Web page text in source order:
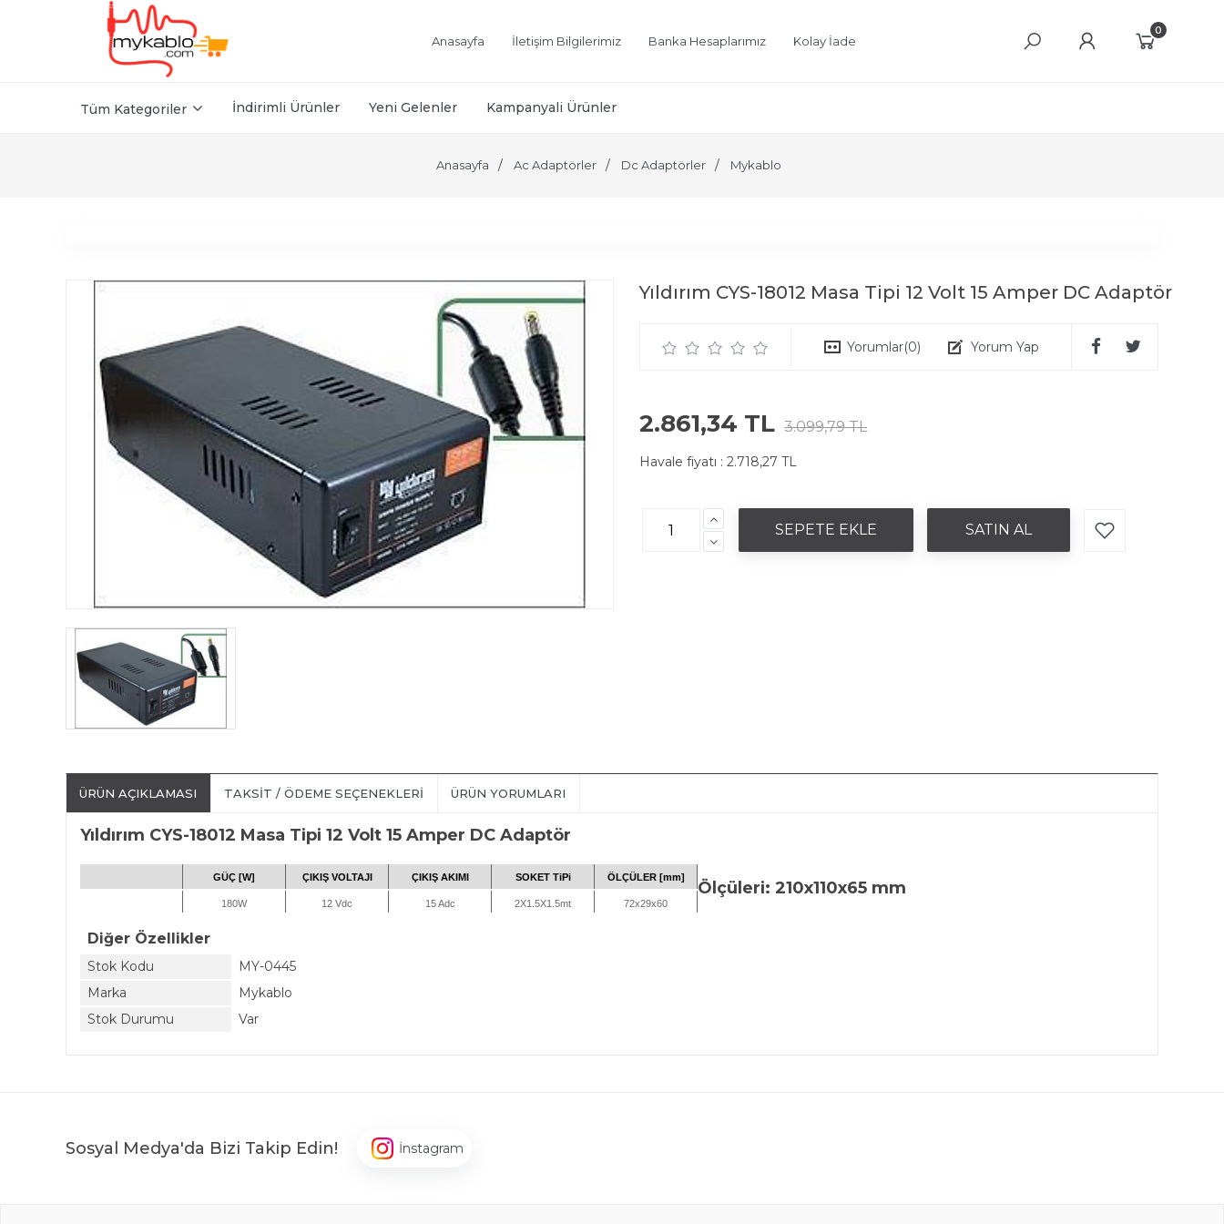
Anasayfa İletişim Bilgilerimiz Banka Hesaplarımız Kolay İade
0
Tüm Kategoriler İndirimli Ürünler Yeni Gelenler Kampanyali Ürünler
Anasayfa Ac Adaptörler Dc Adaptörler Mykablo
Yıldırım CYS-18012 Masa Tipi 12 Volt 15 Amper DC Adaptör
Yorumlar(0) Yorum Yap
2.861,34 TL 3.099,79 TL
Havale fiyatı : 2.718,27 TL
ÜRÜN AÇIKLAMASI TAKSIT / ÖDEME SEÇENEKLERI ÜRÜN YORUMLARI
Yıldırım CYS-18012 Masa Tipi 12 Volt 15 Amper DC Adaptör
GÜÇ [W] ÇIKIŞ VOLTAJI ÇIKIŞ AKIMI SOKET TiPi ÖLÇÜLER [mm]
180W 12 Vdc 15 Adc 2X1.5X1.5mt 72x29x60
Ölçüleri: 210x110x65 mm
Diğer Özellikler
Stok Kodu
MY-0445
Marka
Mykablo
Stok Durumu
Var
Sosyal Medya'da Bizi Takip Edin! İnstagram